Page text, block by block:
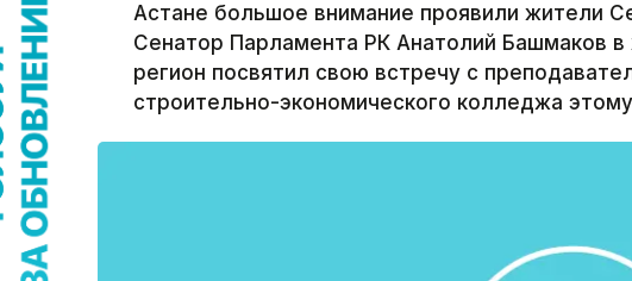
Астане большое внимание проявили жители
Сенатор Парламента РК Анатолий Башмаков в
регион посвятил свою встречу с
строительно-экономического колледжа